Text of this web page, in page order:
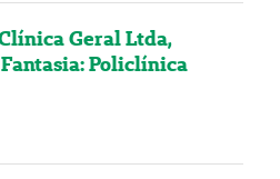
Geral Ltda,
Policlínica